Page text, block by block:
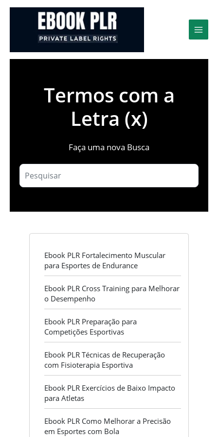
Termos com a
Letra (x)
Faça uma nova Busca
Ebook PLR Fortalecimento Muscular
para Esportes de Endurance
Ebook PLR Cross Training para Melhorar
o Desempenho
Ebook PLR Preparação para
Competições Esportivas
Ebook PLR Técnicas de Recuperação
com Fisioterapia Esportiva
Ebook PLR Exercícios de Baixo Impacto
para Atletas
Ebook PLR Como Melhorar a Precisão
em Esportes com Bola